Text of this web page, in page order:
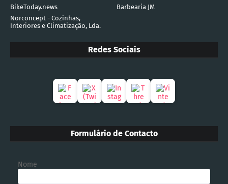
BikeToday.news
Barbearia JM
Norconcept - Cozinhas,
Interiores e Climatização, Lda.
Redes Sociais
Formulário de Contacto
Nome